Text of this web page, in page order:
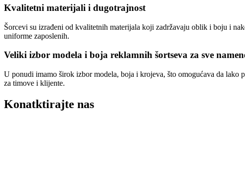
Kvalitetni materijali i dugotrajnost
Šorcevi su izrađeni od kvalitetnih materijala koji zadržavaju oblik i boju i
uniforme zaposlenih.
Veliki izbor modela i boja reklamnih šortseva za sve
U ponudi imamo širok izbor modela, boja i krojeva, što omogućava da
za timove i klijente.
Konatktirajte nas